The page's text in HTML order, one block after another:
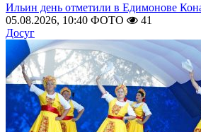
Ильин день отметили в Едимонове
05.08.2026, 10:40 ФОТО
41
Досуг